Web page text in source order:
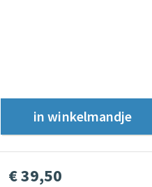
€ 39,50